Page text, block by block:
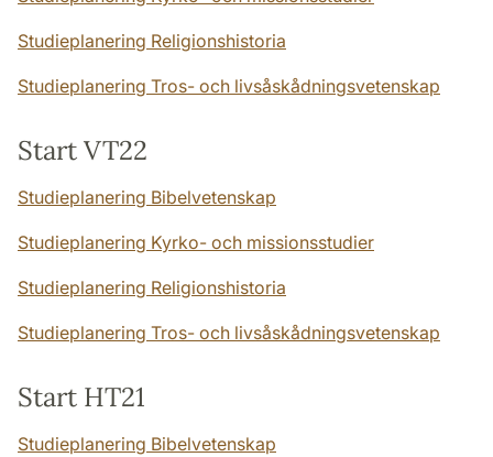
Studieplanering Religionshistoria
Studieplanering Tros- och livsåskådningsvetenskap
Start VT22
Studieplanering Bibelvetenskap
Studieplanering Kyrko- och missionsstudier
Studieplanering Religionshistoria
Studieplanering Tros- och livsåskådningsvetenskap
Start HT21
Studieplanering Bibelvetenskap